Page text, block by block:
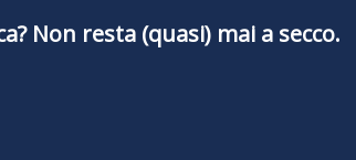
Non resta (quasi) mai a secco.